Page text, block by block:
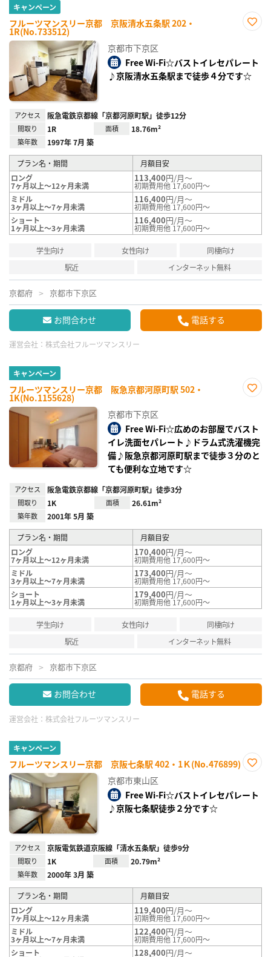
キャンペーン
フルーツマンスリー京都 京阪清水五条駅 202・
1R(No.733512)
録
京都市下京区
Free Wi-Fi☆バストイレセパレート
♪京阪清水五条駅まで徒歩４分です☆
アクセス 阪急電鉄京都線「京都河原町駅」徒歩12分
間取り 1R 面積 18.76m²
築年数 1997年 7月 築
プラン名・期間
月額目安
ロング
7ヶ月以上～12ヶ月未満
113,400円/月～
初期費用他 17,600円～
ミドル
3ヶ月以上～7ヶ月未満
116,400円/月～
初期費用他 17,600円～
ショート
1ヶ月以上～3ヶ月未満
116,400円/月～
初期費用他 17,600円～
学生向け 女性向け
同棲向け
駅近
インターネット無料
京都府 京都市下京区
お問合わせ 電話する
運営会社： 株式会社フルーツマンスリー
キャンペーン
フルーツマンスリー京都 阪急京都河原町駅 502・
1K(No.1155628)
録
京都市下京区
Free Wi-Fi☆広めのお部屋でバスト
イレ洗面セパレート♪ドラム式洗濯機完
備♪阪急京都河原町駅まで徒歩３分のと
ても便利な立地です☆
アクセス 阪急電鉄京都線「京都河原町駅」徒歩3分
間取り 1K 面積 26.61m²
築年数 2001年 5月 築
プラン名・期間
月額目安
ロング
7ヶ月以上～12ヶ月未満
170,400円/月～
初期費用他 17,600円～
ミドル
3ヶ月以上～7ヶ月未満
173,400円/月～
初期費用他 17,600円～
ショート
1ヶ月以上～3ヶ月未満
179,400円/月～
初期費用他 17,600円～
学生向け 女性向け
同棲向け
駅近
インターネット無料
京都府 京都市下京区
お問合わせ 電話する
運営会社： 株式会社フルーツマンスリー
キャンペーン
フルーツマンスリー京都 京阪七条駅 402・1Ｋ(No.476899)
り登
京都市東山区
Free Wi-Fi☆バストイレセパレート
♪京阪七条駅徒歩２分です☆
アクセス 京阪電気鉄道京阪線「清水五条駅」徒歩9分
間取り 1K 面積 20.79m²
築年数 2000年 3月 築
プラン名・期間
月額目安
ロング
7ヶ月以上～12ヶ月未満
119,400円/月～
初期費用他 17,600円～
ミドル
3ヶ月以上～7ヶ月未満
122,400円/月～
初期費用他 17,600円～
ショート
128,400円/月～